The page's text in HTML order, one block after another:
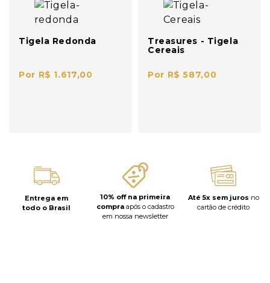
Tigela Redonda
Por R$ 1.617,00
Treasures - Tigela
Cereais
Por R$ 587,00
Entrega em
todo o Brasil
10% off na primeira
compraapós o cadastro
em nossa newsletter
Até 5x sem juros no
cartão de crédito